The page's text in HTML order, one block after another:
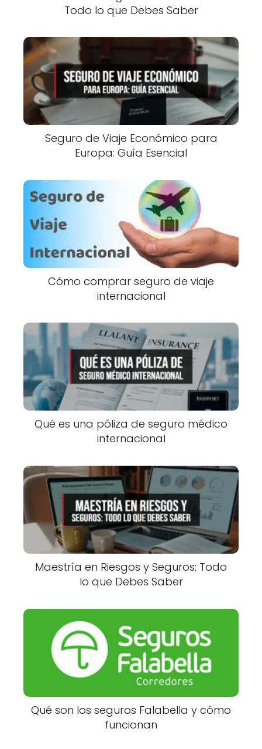
Todo lo que Debes Saber
Seguro de Viaje Económico para
Europa: Guía Esencial
Cómo comprar seguro de viaje
internacional
Qué es una póliza de seguro médico
internacional
Maestría en Riesgos y Seguros: Todo
lo que Debes Saber
Qué son los seguros Falabella y cómo
funcionan